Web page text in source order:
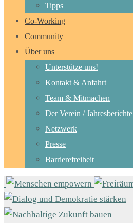
Tipps
Co-Working
Community
Über uns
Unterstütze uns!
Kontakt & Anfahrt
Team & Mitmachen
Der Verein / Jahresberichte
Netzwerk
Presse
Barrierefreiheit